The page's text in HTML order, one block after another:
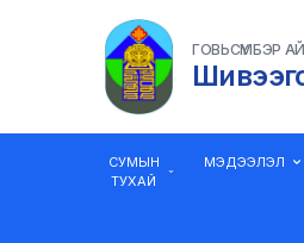
ГОВЬСҮМБЭР
СУМЫН
ТУХАЙ
МЭДЭЭЛЭЛ